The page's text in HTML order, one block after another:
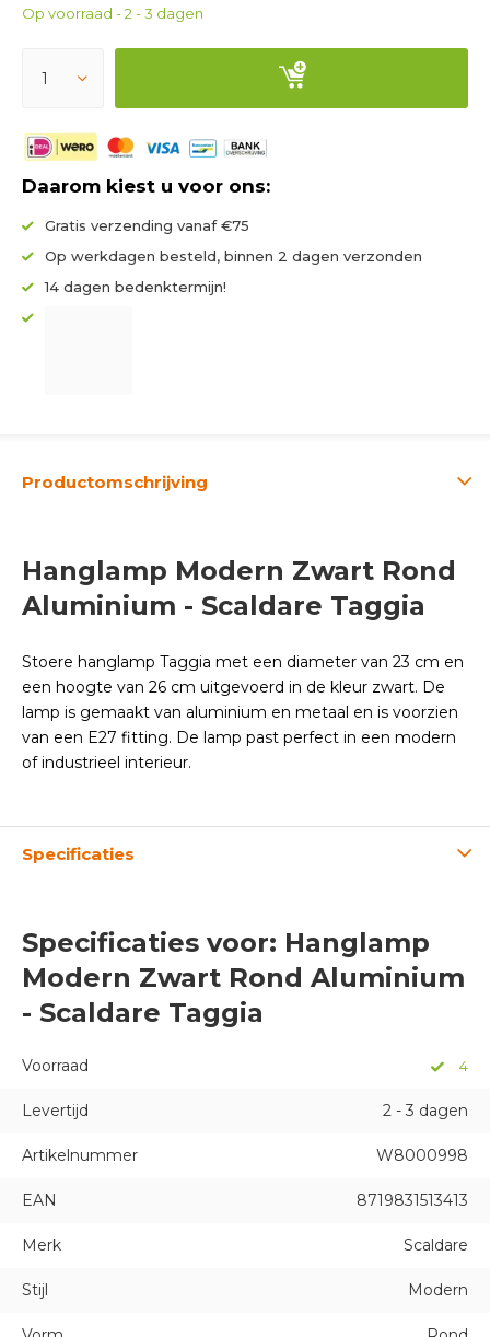
Op voorraad - 2 - 3 dagen
Daarom kiest u voor ons:
Gratis verzending vanaf €75
Op werkdagen besteld, binnen 2 dagen verzonden
14 dagen bedenktermijn!
Productomschrijving
Hanglamp Modern Zwart Rond
Aluminium - Scaldare Taggia
Stoere hanglamp Taggia met een diameter van 23 cm en
een hoogte van 26 cm uitgevoerd in de kleur zwart. De
lamp is gemaakt van aluminium en metaal en is voorzien
van een E27 fitting. De lamp past perfect in een modern
of industrieel interieur.
Specificaties
Specificaties voor: Hanglamp
Modern Zwart Rond Aluminium
- Scaldare Taggia
Voorraad 4
Levertijd 2 - 3 dagen
Artikelnummer W8000998
EAN 8719831513413
Merk Scaldare
Stijl Modern